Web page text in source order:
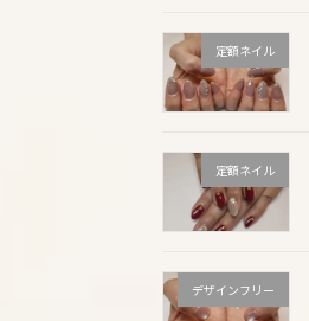
定額ネイル
定額ネイル
デザインフリー